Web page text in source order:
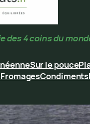
des 4 coins du
Sur le pouce
FromagesCondiments